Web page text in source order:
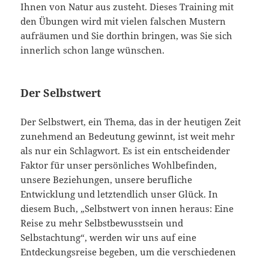
Ihnen von Natur aus zusteht. Dieses Training mit
den Übungen wird mit vielen falschen Mustern
aufräumen und Sie dorthin bringen, was Sie sich
innerlich schon lange wünschen.
Der Selbstwert
Der Selbstwert, ein Thema, das in der heutigen Zeit
zunehmend an Bedeutung gewinnt, ist weit mehr
als nur ein Schlagwort. Es ist ein entscheidender
Faktor für unser persönliches Wohlbefinden,
unsere Beziehungen, unsere berufliche
Entwicklung und letztendlich unser Glück. In
diesem Buch, „Selbstwert von innen heraus: Eine
Reise zu mehr Selbstbewusstsein und
Selbstachtung“, werden wir uns auf eine
Entdeckungsreise begeben, um die verschiedenen